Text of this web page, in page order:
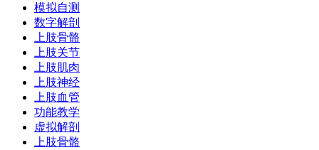
模拟自测
数字解剖
上肢骨骼
上肢关节
上肢肌肉
上肢神经
上肢血管
功能教学
虚拟解剖
上肢骨骼